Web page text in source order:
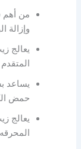
من أهم
وإزالة
يعالج
يساعد
حمض
يعالج